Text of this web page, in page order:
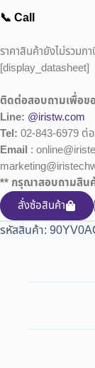
📞 Call
ราคาสินค้ายังไม่รวมภ
[display_datasheet]
ติดต่อสอบถามเพื่อข
Line: @iristw.com
Tel: 02-843-6979 ต่
Email :
** กรุณาสอบถามสิน
สั่งซ้อสินค้า
รหัสสินค้า: